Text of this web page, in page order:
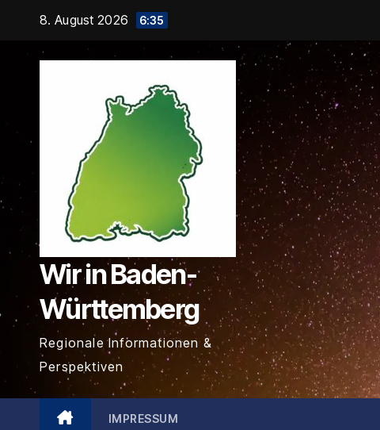
springen
8. August 2026 6:35
Wir in Baden-
Württemberg
Regionale Informationen &
Perspektiven
IMPRESSUM